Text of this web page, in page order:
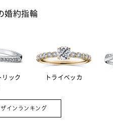
婚約指輪
ック
トライベッカ
インランキング
記念品。その意味
モンドをあしらっ